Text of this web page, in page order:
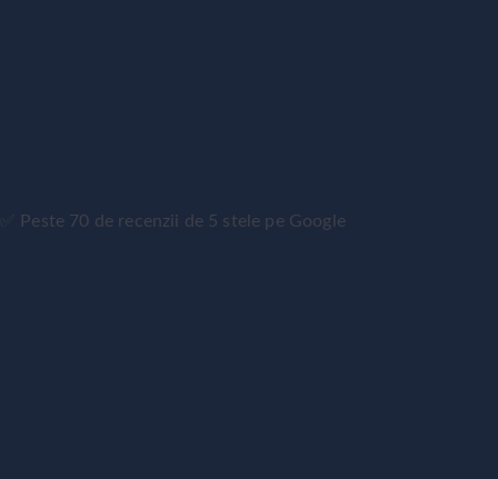
✅ Peste 70 de recenzii de 5 stele pe Google